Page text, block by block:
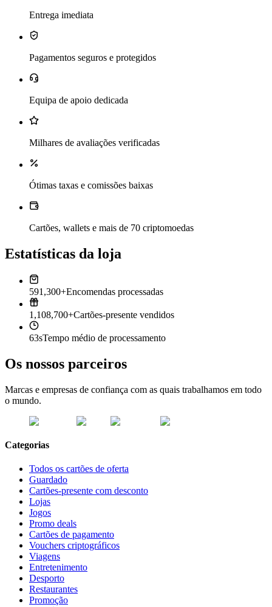
Entrega imediata
Pagamentos seguros e protegidos
Equipa de apoio dedicada
Milhares de avaliações verificadas
Ótimas taxas e comissões baixas
Cartões, wallets e mais de 70 criptomoedas
Estatísticas da loja
591,300+Encomendas processadas
1,108,700+Cartões-presente vendidos
63sTempo médio de processamento
Os nossos parceiros
Marcas e empresas de confiança com as quais trabalhamos em todo
o mundo.
Categorias
Todos os cartões de oferta
Guardado
Cartões-presente com desconto
Lojas
Jogos
Promo deals
Cartões de pagamento
Vouchers criptográficos
Viagens
Entretenimento
Desporto
Restaurantes
Promoção